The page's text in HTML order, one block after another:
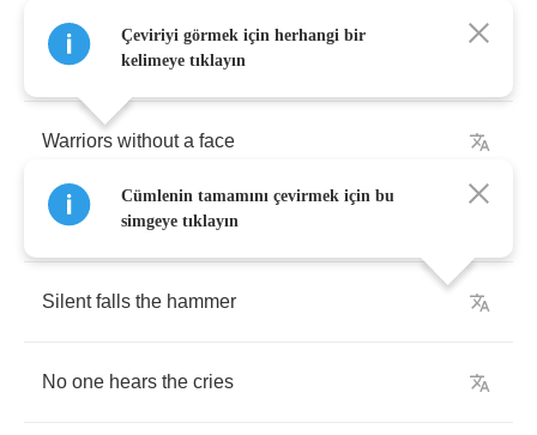
Death in the air
Warriors without a face
Destruction everywhere
Silent falls the hammer
No one hears the cries
Çeviriyi görmek için herhangi bir
kelimeye tıklayın
Cümlenin tamamını çevirmek için bu
simgeye tıklayın